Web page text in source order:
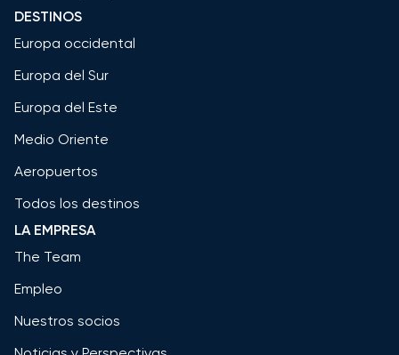
DESTINOS
Europa occidental
Europa del Sur
Europa del Este
Medio Oriente
Aeropuertos
Todos los destinos
LA EMPRESA
The Team
Empleo
Nuestros socios